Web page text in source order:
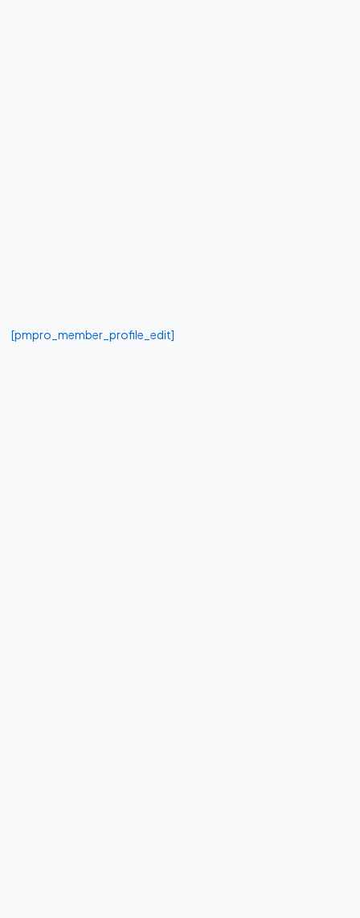
[pmpro_member_profile_edit]